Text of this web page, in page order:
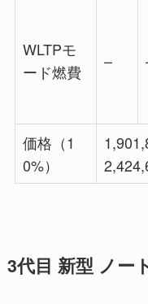
WLTPモ
ード燃費
–
価格（1
0%）
3代目 新型 ノー